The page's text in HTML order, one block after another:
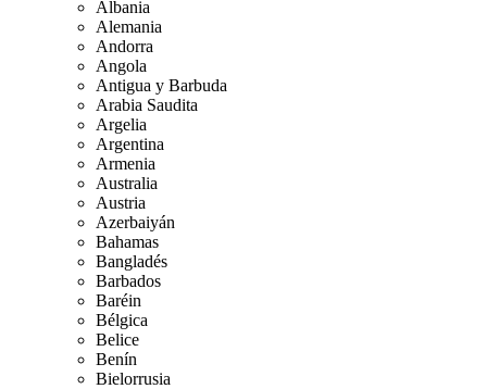
Albania
Alemania
Andorra
Angola
Antigua y Barbuda
Arabia Saudita
Argelia
Argentina
Armenia
Australia
Austria
Azerbaiyán
Bahamas
Bangladés
Barbados
Baréin
Bélgica
Belice
Benín
Bielorrusia